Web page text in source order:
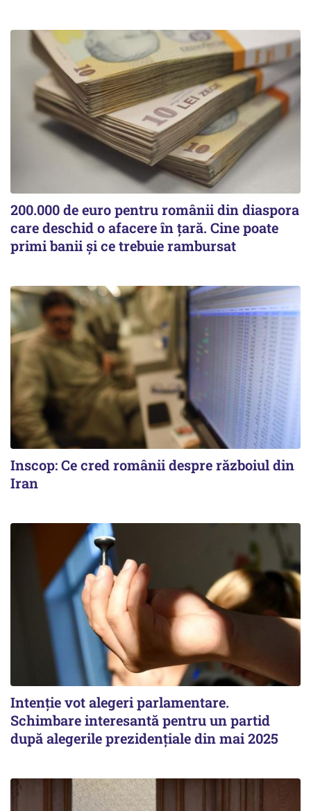
200.000 de euro pentru românii din diaspora
care deschid o afacere în țară. Cine poate
primi banii și ce trebuie rambursat
Inscop: Ce cred românii despre războiul din
Iran
Intenție vot alegeri parlamentare.
Schimbare interesantă pentru un partid
după alegerile prezidențiale din mai 2025